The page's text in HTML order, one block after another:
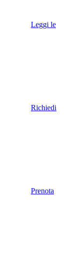
Leggi le
Richiedi
Prenota